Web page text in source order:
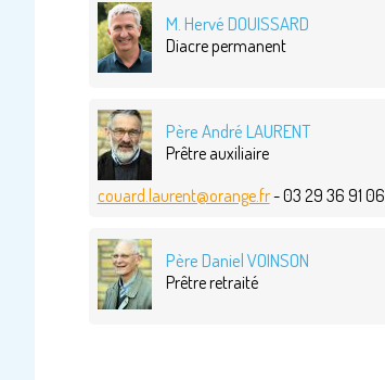
M. Hervé DOUISSARD
Diacre permanent
Père André LAURENT
Prêtre auxiliaire
couard.laurent@orange.fr- 03 29 36 91 06
Père Daniel VOINSON
Prêtre retraité